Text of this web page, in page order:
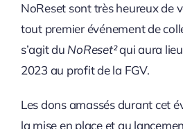
NoReset sont très heureux de
tout premier événement de
s’agit duNoReset²qui aura
2023 au profit de la FGV.
Les dons amassés durant cet
la mise en place et au